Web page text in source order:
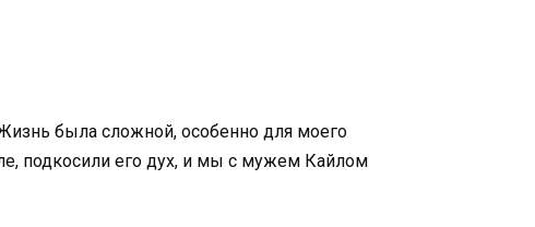
была сложной, особенно для моего
подкосили его дух, и мы с мужем Кайлом